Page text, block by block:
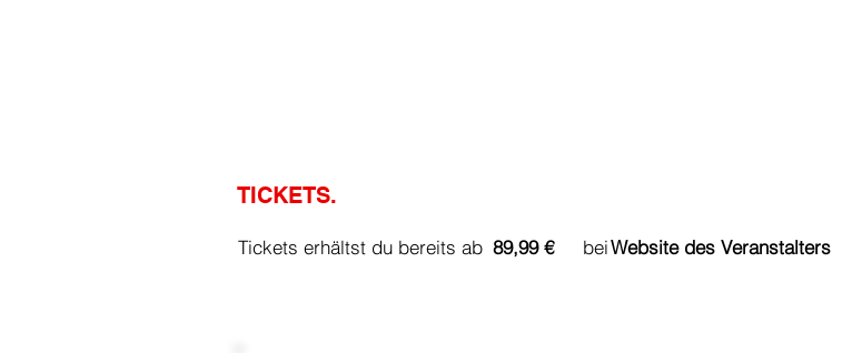
TICKETS.
Tickets erhältst du bereits ab bei
89,99 € Website des Veranstalters